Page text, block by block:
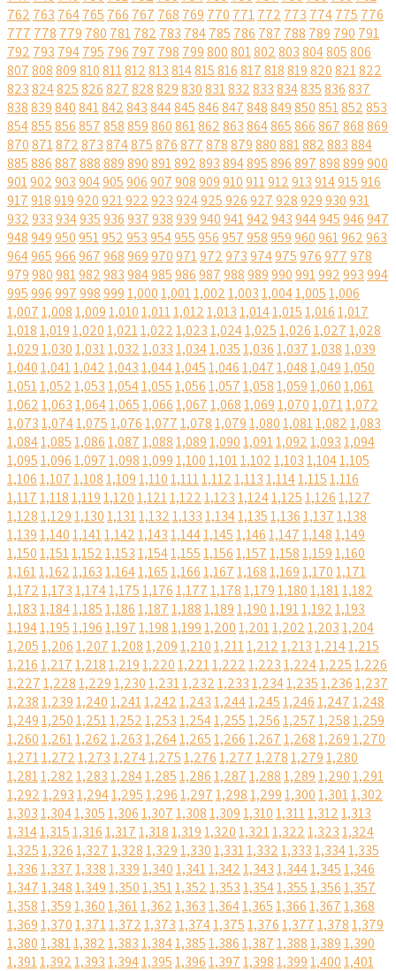
762 763 764765 766 767 768 769 770 771772 773 774775 776
777 778 779 780 781782 783 784785 786 787 788 789 790 791
792 793 794795 796 797 798 799800801802803804805806
807808809810811812813814815816817818819820821822
823824825826827828829830831832833834835836837
838839840841842843844845846847848849850851852853
854855856857858859860861862863864865866867868869
870871872873874875876877878879880881882883884
885886887888889890891892893894895896897898899900
901902903904905906907908909910911912913914915916
917918919920921922923924925926927928929930931
932933934935936937938939940941942943944945946947
948949950951952953954955956957958959960961962963
964965966967968969970971972973974975976977978
979980981982983984985986987988989990991992993994
9959969979989991,0001,0011,0021,0031,0041,0051,006
1,0071,0081,0091,0101,0111,0121,0131,0141,0151,0161,017
1,0181,0191,0201,0211,0221,0231,0241,0251,0261,0271,028
1,0291,0301,0311,0321,0331,0341,0351,0361,0371,0381,039
1,0401,0411,0421,0431,0441,0451,0461,0471,0481,0491,050
1,0511,0521,0531,0541,0551,0561,0571,0581,0591,0601,061
1,0621,0631,0641,0651,0661,0671,0681,0691,0701,0711,072
1,0731,0741,0751,0761,0771,0781,0791,0801,0811,0821,083
1,0841,0851,0861,0871,0881,0891,0901,0911,0921,0931,094
1,0951,0961,0971,0981,0991,1001,1011,1021,1031,1041,105
1,1061,1071,1081,1091,1101,1111,1121,1131,1141,1151,116
1,1171,1181,1191,1201,1211,1221,1231,1241,1251,1261,127
1,1281,1291,1301,1311,1321,1331,1341,1351,1361,1371,138
1,1391,1401,1411,1421,1431,1441,1451,1461,1471,1481,149
1,1501,1511,1521,1531,1541,1551,1561,1571,1581,1591,160
1,1611,1621,1631,1641,1651,1661,1671,1681,1691,1701,171
1,1721,1731,1741,1751,1761,1771,1781,1791,1801,1811,182
1,1831,1841,1851,1861,1871,1881,1891,1901,1911,1921,193
1,1941,1951,1961,1971,1981,1991,2001,2011,2021,2031,204
1,2051,2061,2071,2081,2091,2101,2111,2121,2131,2141,215
1,2161,2171,2181,2191,2201,2211,2221,2231,2241,2251,226
1,2271,2281,2291,2301,2311,2321,2331,2341,2351,2361,237
1,2381,2391,2401,2411,2421,2431,2441,2451,2461,2471,248
1,2491,2501,2511,2521,2531,2541,2551,2561,2571,2581,259
1,2601,2611,2621,2631,2641,2651,2661,2671,2681,2691,270
1,2711,2721,2731,2741,2751,2761,2771,2781,2791,280
1,2811,2821,2831,2841,2851,2861,2871,2881,2891,2901,291
1,2921,2931,2941,2951,2961,2971,2981,2991,3001,3011,302
1,3031,3041,3051,3061,3071,3081,3091,3101,3111,3121,313
1,3141,3151,3161,3171,3181,3191,3201,3211,3221,3231,324
1,3251,3261,3271,3281,3291,3301,3311,3321,3331,3341,335
1,3361,3371,3381,3391,3401,3411,3421,3431,3441,3451,346
1,3471,3481,3491,3501,3511,3521,3531,3541,3551,3561,357
1,3581,3591,3601,3611,3621,3631,3641,3651,3661,3671,368
1,3691,3701,3711,3721,3731,3741,3751,3761,3771,3781,379
1,3801,3811,3821,3831,3841,3851,3861,3871,3881,3891,390
1,3911,3921,3931,3941,3951,3961,3971,3981,3991,4001,401